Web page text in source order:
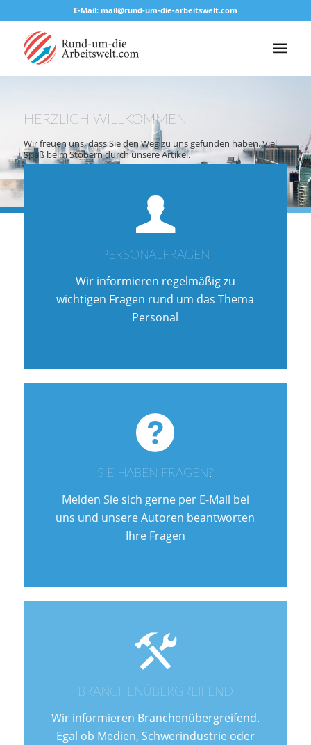
E-Mail: mail@rund-um-die-arbeitswelt.com
HERZLICH WILLKOMMEN
Wir freuen uns, dass Sie den Weg zu uns gefunden haben. Viel
Spaß beim Stöbern durch unsere Artikel.
PERSONALFRAGEN
Wir informieren regelmäßig zu
wichtigen Fragen rund um das Thema
Personal
SIE HABEN FRAGEN?
Melden Sie sich gerne per E-Mail bei
uns und unsere Autoren beantworten
Ihre Fragen
BRANCHENÜBERGREIFEND
Wir informieren Branchenübergreifend.
Egal ob Medien, Schwerindustrie oder